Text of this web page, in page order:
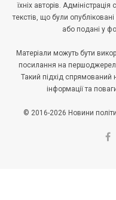
їхніх авторів.
текстів, що були
або подані у
Матеріали можуть бути
посилання на
Такий підхід спрямований
інформації та
© 2016-2026 Новини